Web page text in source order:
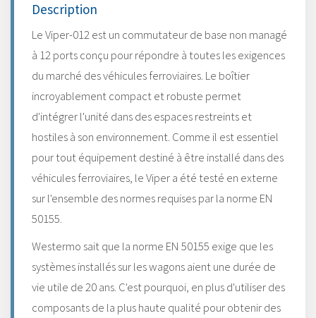
Description
Le Viper-012 est un commutateur de base non managé
à 12 ports conçu pour répondre à toutes les exigences
du marché des véhicules ferroviaires. Le boîtier
incroyablement compact et robuste permet
d'intégrer l'unité dans des espaces restreints et
hostiles à son environnement. Comme il est essentiel
pour tout équipement destiné à être installé dans des
véhicules ferroviaires, le Viper a été testé en externe
sur l'ensemble des normes requises par la norme EN
50155.
Westermo sait que la norme EN 50155 exige que les
systèmes installés sur les wagons aient une durée de
vie utile de 20 ans. C'est pourquoi, en plus d'utiliser des
composants de la plus haute qualité pour obtenir des